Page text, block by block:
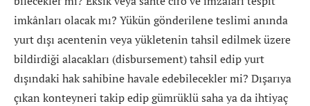
imkânları olacak mı? Yükün gönderilene teslimi anında
yurt dışı acentenin veya yükletenin tahsil edilmek üzere
bildirdiği alacakları (disbursement) tahsil edip yurt
dışındaki hak sahibine havale edebilecekler mi? Dışarıya
çıkan konteyneri takip edip gümrüklü saha ya da ihtiyaç